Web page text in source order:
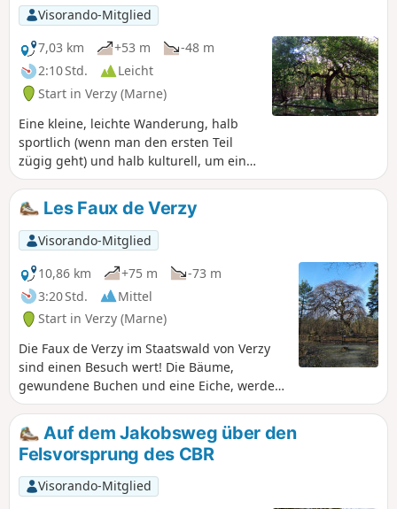
Visorando-Mitglied
7,03 km
+53 m
-48 m
2:10 Std.
Leicht
Start in Verzy (Marne)
Eine kleine, leichte Wanderung, halb
sportlich (wenn man den ersten Teil
zügig geht) und halb kulturell, um ein
schönes Panorama über die Ebene der
Champagne und eine
Natursehenswürdigkeit der Region zu
entdecken: die gewundenen Bäume, die
Faux de Verzy.
Les Faux de Verzy
Visorando-Mitglied
10,86 km
+75 m
-73 m
3:20 Std.
Mittel
Start in Verzy (Marne)
Die Faux de Verzy im Staatswald von Verzy
sind einen Besuch wert! Die Bäume,
gewundene Buchen und eine Eiche, werden
Ihre ganze Aufmerksamkeit auf sich ziehen.
Während einer Wanderung können Sie ein
Stückchen des Waldes von Brocéliande
bewundern.
Auf dem Jakobsweg über den
Felsvorsprung des CBR
Visorando-Mitglied